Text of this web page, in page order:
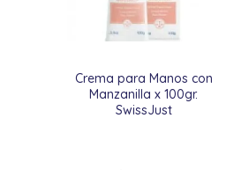
Crema para Manos con
Manzanilla x 100gr.
SwissJust